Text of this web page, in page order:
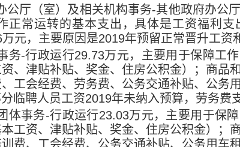
公厅（室）及相关机构事务-其他政府办公
正常运转的基本支出，具体是工资福利
万元，主要原因是2019年预留正常晋升工资
务-行政运行29.73万元，主要用于保障工
、津贴补贴、奖金、住房公积金）；商品
工会经费、劳务费、公务交通补贴、公务
临聘人员工资2019年未纳入预算，劳务费
体事务-行政运行23.03万元，主要用于保
工资、津贴补贴、奖金、住房公积金）；
费、工会经费、公务交通补贴、公务用车